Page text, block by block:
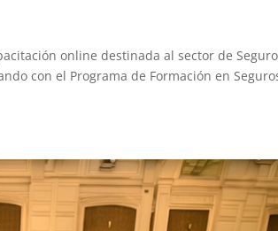
online destinada al sector de
con el Programa de Formación en